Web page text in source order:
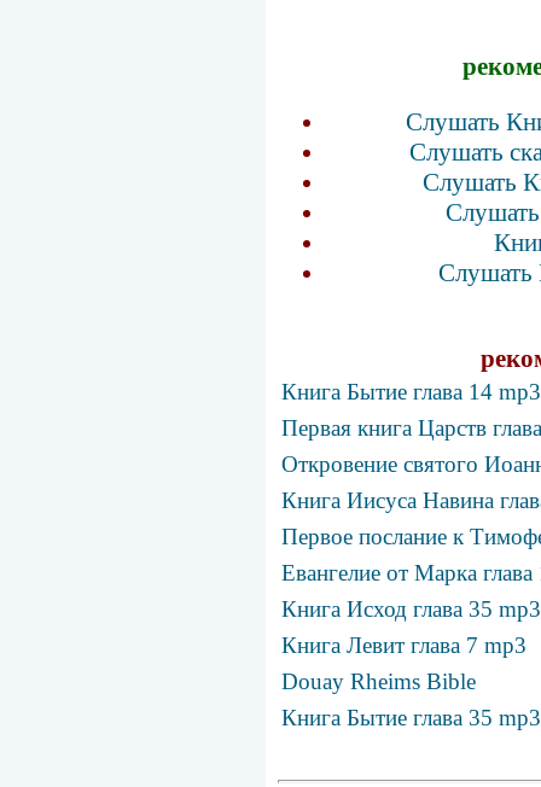
Слушать
Слушать
Слушать
Слушать
Книга Бытие глава 14 mp3
Первая книга Царств
Откровение святого
Книга Иисуса Навина
Первое послание к
Евангелие от Марка
Книга Исход глава 35 mp3
Книга Левит глава 7 mp3
Douay Rheims Bible
Книга Бытие глава 35 mp3